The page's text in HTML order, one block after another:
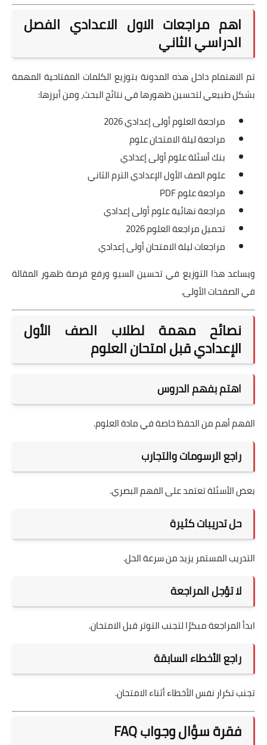
اهم مراجعات الاول الاعدادي الفصل
الدراسي الثاني
تم الاهتمام داخل هذه المدونة بتوزيع الكلمات المفتاحية المهمة
بشكل طبيعي لتحسين ظهورها في نتائج البحث، ومن أبرزها:
مراجعة العلوم أولى إعدادي 2026
مراجعة ليلة الامتحان علوم
بنك أسئلة علوم أولى إعدادي
علوم الصف الأول الإعدادي الترم الثاني
مراجعة علوم PDF
مراجعة نهائية علوم أولى إعدادي
تحميل مراجعة العلوم 2026
مراجعات ليلة الامتحان أولى إعدادي
ويساعد هذا التوزيع في تحسين السيو ورفع فرصة ظهور المقالة
في الصفحات الأولى.
نصائح مهمة لطلاب الصف الأول
الإعدادي قبل امتحان العلوم
اهتم بفهم الدروس
الفهم أهم من الحفظ خاصة في مادة العلوم.
راجع الرسومات والتجارب
بعض الأسئلة تعتمد على الفهم البصري.
حل تدريبات كثيرة
التدريب المستمر يزيد من سرعة الحل.
لا تؤجل المراجعة
ابدأ المراجعة مبكرًا لتجنب التوتر قبل الامتحان.
راجع الأخطاء السابقة
تجنب تكرار نفس الأخطاء أثناء الامتحان.
فقرة سؤال وجواب FAQ